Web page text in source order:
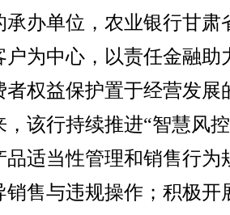
承办单位，农业银行甘肃
户为中心，以责任金融助
者权益保护置于经营发展
该行持续推进“智慧风
品适当性管理和销售行为
销售与违规操作；积极开